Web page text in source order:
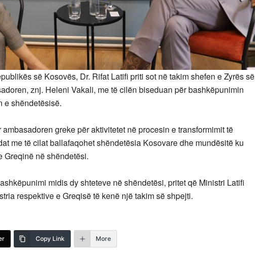
së Kosovës, Dr. Rifat Latifi priti sot në takim shefen e Zyrës së
znj. Heleni Vakali, me të cilën biseduan për bashkëpunimin
e shëndetësisë.
greke për aktivitetet në procesin e transformimit të
me të cilat ballafaqohet shëndetësia Kosovare dhe mundësitë ku
Greqinë në shëndetësi.
midis dy shteteve në shëndetësi, pritet që Ministri Latifi
respektive e Greqisë të kenë një takim së shpejti.
Copy Link More